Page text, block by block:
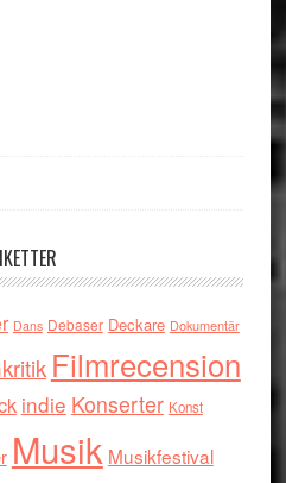
Dans Debaser Deckare Dokumentär
Filmrecension
indie Konserter Konst
Musik Musikfestival